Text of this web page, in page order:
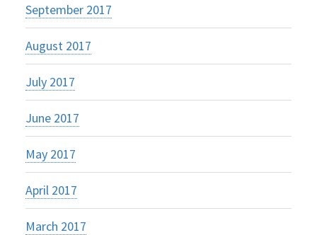
September 2017
August 2017
July 2017
June 2017
May 2017
April 2017
March 2017